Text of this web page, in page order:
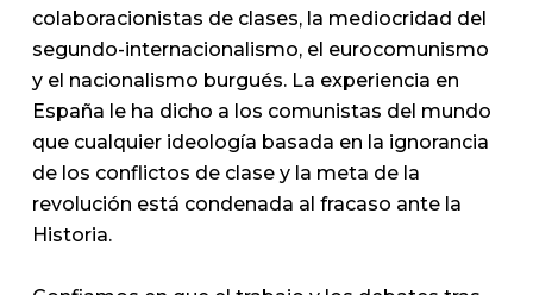
colaboracionistas de clases, la mediocridad del
segundo-internacionalismo, el eurocomunismo
y el nacionalismo burgués. La experiencia en
España le ha dicho a los comunistas del mundo
que cualquier ideología basada en la ignorancia
de los conflictos de clase y la meta de la
revolución está condenada al fracaso ante la
Historia.